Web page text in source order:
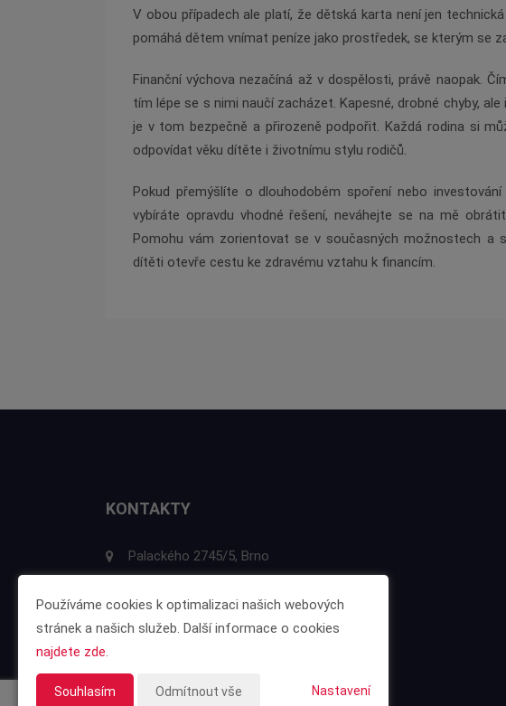
V obou případech ale platí, že dětská karta není jen
pomáhá dětem vnímat peníze jako prostředek, se kterým se
Finanční výchova nezačíná až v dospělosti, právě naopak.
tím lépe se s nimi naučí zacházet. Kapesné, drobné chyby,
je v tom bezpečně a přirozeně podpořit. Každá rodina si
odpovídat věku dítěte i životnímu stylu rodičů.
Pokud přemýšlíte o dlouhodobém spoření nebo
vybíráte opravdu vhodné řešení, neváhejte se na mě
Pomohu vám zorientovat se v současných možnostech a
dítěti otevře cestu ke zdravému vztahu k financím.
KONTAKTY
Palackého 2745/5, Brno
Telefon: +420 777 947 337
Používáme cookies k optimalizaci našich webových
stránek a našich služeb. Další informace o cookies
najdete zde.
Souhlasím Odmítnout vše Nastavení